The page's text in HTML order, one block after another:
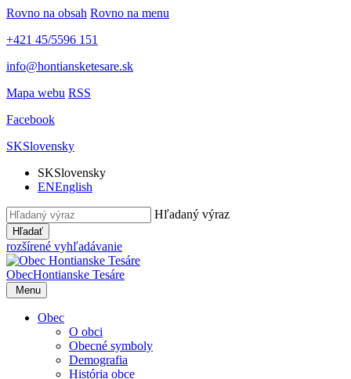
Rovno na obsah Rovno na menu
+421 45/5596 151
info@hontiansketesare.sk
Mapa webu RSS
Facebook
SKSlovensky
SKSlovensky
ENEnglish
Hľadaný výraz
Hľadať
rozšírené vyhľadávanie
ObecHontianske Tesáre
Menu
Obec
O obci
Obecné symboly
Demografia
História obce